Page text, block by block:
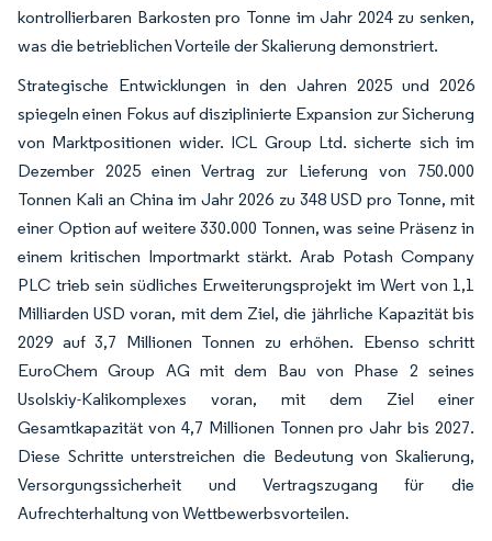
kontrollierbaren Barkosten pro Tonne im Jahr 2024 zu senken,
was die betrieblichen Vorteile der Skalierung demonstriert.
Strategische Entwicklungen in den Jahren 2025 und 2026
spiegeln einen Fokus auf disziplinierte Expansion zur Sicherung
von Marktpositionen wider. ICL Group Ltd. sicherte sich im
Dezember 2025 einen Vertrag zur Lieferung von 750.000
Tonnen Kali an China im Jahr 2026 zu 348 USD pro Tonne, mit
einer Option auf weitere 330.000 Tonnen, was seine Präsenz in
einem kritischen Importmarkt stärkt. Arab Potash Company
PLC trieb sein südliches Erweiterungsprojekt im Wert von 1,1
Milliarden USD voran, mit dem Ziel, die jährliche Kapazität bis
2029 auf 3,7 Millionen Tonnen zu erhöhen. Ebenso schritt
EuroChem Group AG mit dem Bau von Phase 2 seines
Usolskiy-Kalikomplexes voran, mit dem Ziel einer
Gesamtkapazität von 4,7 Millionen Tonnen pro Jahr bis 2027.
Diese Schritte unterstreichen die Bedeutung von Skalierung,
Versorgungssicherheit und Vertragszugang für die
Aufrechterhaltung von Wettbewerbsvorteilen.